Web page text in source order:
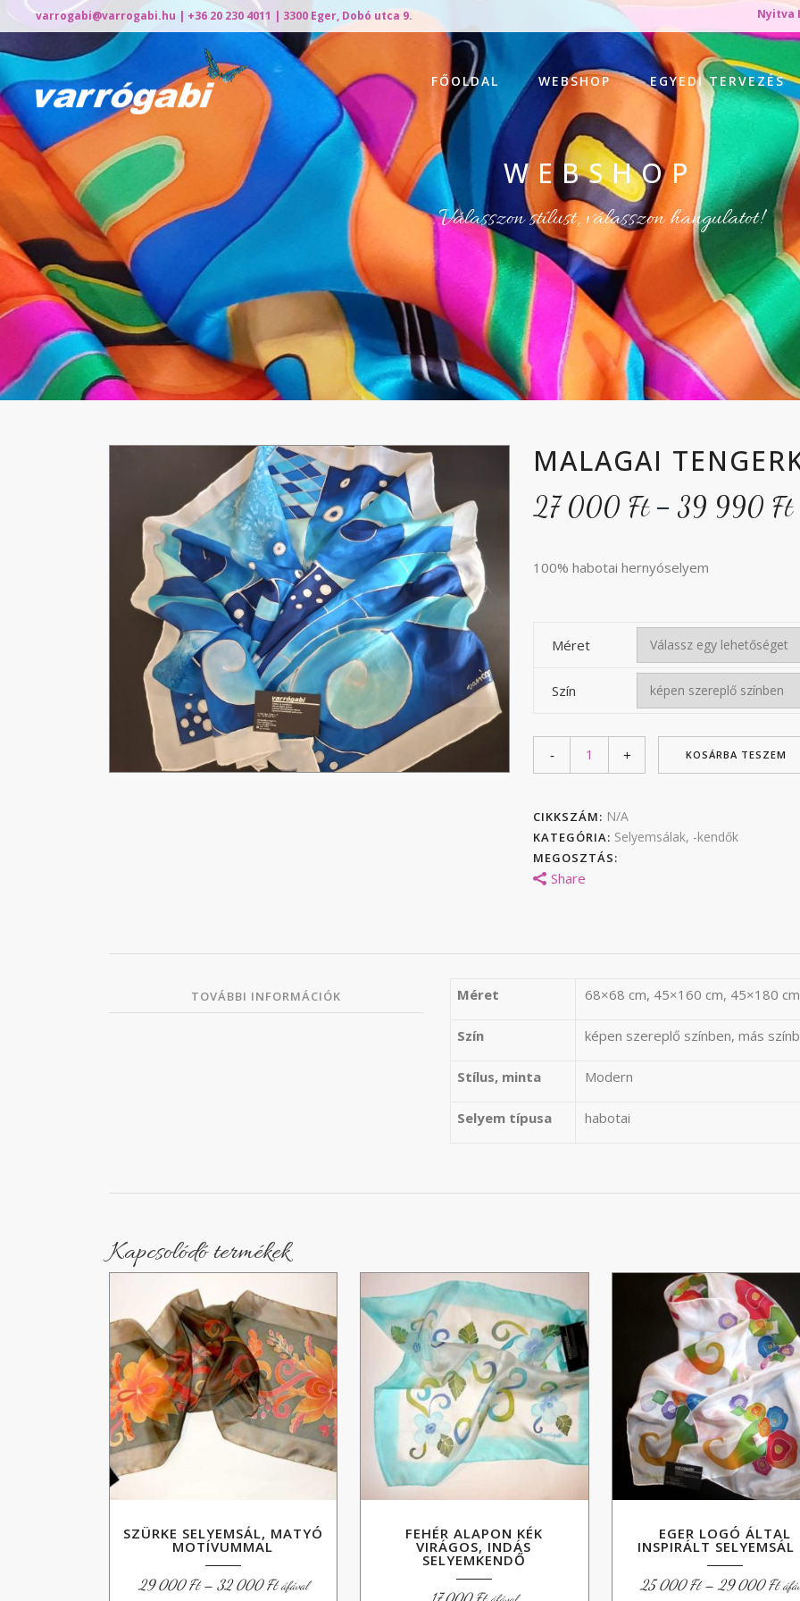
varrogabi@varrogabi.hu | +36 20 230 4011 | 3300 Eger, Dobó utca 9. Nyitva
FŐOLDAL WEBSHOP EGYEDI TERVEZÉS
WEBSHOP
Válasszon stílust, válasszon hangulatot!
MALAGAI
27 000 Ft – 39 990 Ft
100% habotai hernyóselyem
Méret
Szín
KOSÁRBA TESZEM
CIKKSZÁM: N/A
KATEGÓRIA: Selyemsálak, -kendők
MEGOSZTÁS:
Share
TOVÁBBI INFORMÁCIÓK Méret 68×68 cm, 45×160 cm, 45×180 cm
Szín képen szereplő színben, más
Stílus, minta Modern
Selyem típusa habotai
Kapcsolódó termékek
SZÜRKE SELYEMSÁL, MATYÓ
MOTÍVUMMAL
29 000Ft – 32 000FtÁrtartomány:
29
áfával
FEHÉR ALAPON KÉK
VIRÁGOS, INDÁS
SELYEMKENDŐ
EGER LOGÓ ÁLTAL
INSPIRÁLT SELYEMSÁL
25 000Ft – 29 000Ft
25